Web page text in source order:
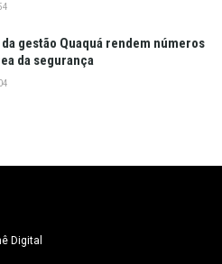
gestão Quaquá rendem números
da segurança
Digital